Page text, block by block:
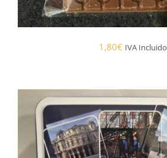
1,80€ IVA Incluido